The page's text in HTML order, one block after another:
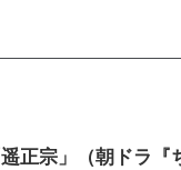
遥正宗」（朝ドラ『